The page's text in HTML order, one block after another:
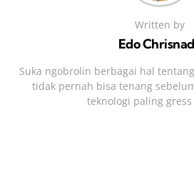
Written by
Edo
Suka ngobrolin berbagai hal
tidak pernah bisa tenang
teknologi paling